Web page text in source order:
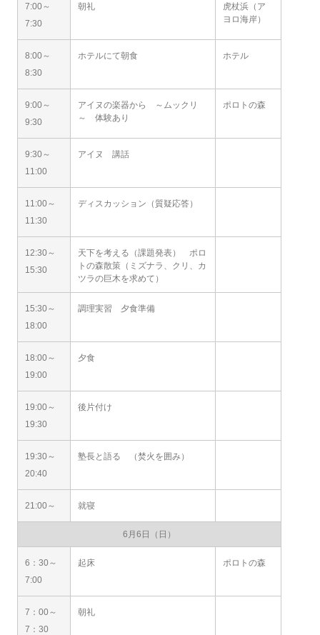
7:00～
7:30
朝礼
虎杖浜（ア
ヨロ海岸）
8:00～
8:30
ホテルにて朝食 ホテル
9:00～
9:30
アイヌの楽器から ～ムックリ
～ 体験あり
ポロトの森
9:30～
11:00
アイヌ 講話
11:00～
11:30
ディスカッション（質疑応答）
12:30～
15:30
天下を考える（課題発表） ポロ
トの森散策（ミズナラ、クリ、カ
ツラの巨木を求めて）
15:30～
18:00
調理実習 夕食準備
18:00～
19:00
夕食
19:00～
19:30
後片付け
19:30～
20:40
塾長と語る （焚火を囲み）
21:00～ 就寝
6月6日（日）
6：30～
7:00
起床 ポロトの森
7：00～
7：30
朝礼